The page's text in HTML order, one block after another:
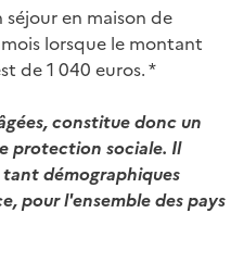
en maison de
lorsque le montant
de 1 040 euros. *
constitue donc un
protection sociale. Il
démographiques
pour l'ensemble des pays